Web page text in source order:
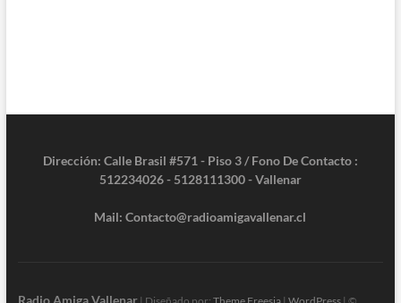
Dirección: Calle Brasil #571 - Piso 3 / Fono De Contacto :
512234026 - 5128111300 - Vallenar
Mail: Contacto@radioamigavallenar.cl
Radio Amiga Vallenar